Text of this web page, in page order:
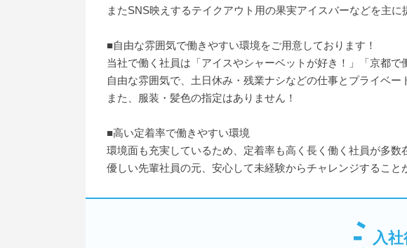
またSNS映えするテイクアウト用の果実アイスバーなどを主に
■自由な雰囲気で働きやすい環境をご用意しております！
当社で働く社員は「アイスやシャーベットが好き！」「京都で
自由な雰囲気で、土日休み・残業ナシなどの仕事とプライベ
また、服装・髪色の指定はありません！
■高い定着率で働きやすい環境
環境面も充実しているため、定着率も高く長く働く社員が多数
優しい先輩社員の元、安心して未経験からチャレンジすること
入